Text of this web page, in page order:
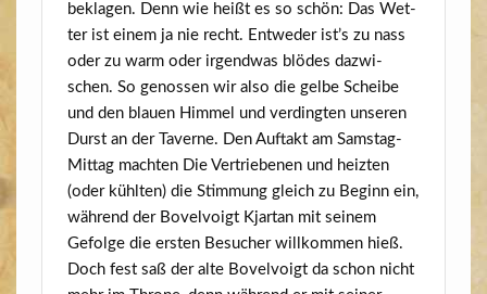
bekla­gen. Denn wie heißt es so schön: Das Wet­
ter ist einem ja nie recht. Ent­we­der ist’s zu nass
oder zu warm oder irgend­was blö­des dazwi­
schen. So genos­sen wir also die gel­be Schei­be
und den blau­en Him­mel und ver­ding­ten unse­ren
Durst an der Taver­ne. Den Auf­takt am Sams­tag-
Mit­tag mach­ten Die Ver­trie­be­nen und heiz­ten
(oder kühl­ten) die Stim­mung gleich zu Beginn ein,
wäh­rend der Bovel­voigt Kjar­tan mit sei­nem
Gefol­ge die ers­ten Besu­cher will­kom­men hieß.
Doch fest saß der alte Bovel­voigt da schon nicht